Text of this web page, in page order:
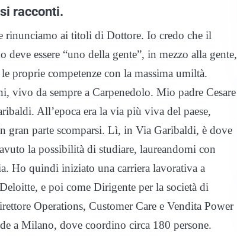
racconti.
rinunciamo ai titoli di Dottore. Io credo che il
essere “uno della gente”, in mezzo alla gente,
proprie competenze con la massima umiltà.
vivo da sempre a Carpenedolo. Mio padre Cesare
All’epoca era la via più viva del paese,
parte scomparsi. Lì, in Via Garibaldi, è dove
la possibilità di studiare, laureandomi con
Ho quindi iniziato una carriera lavorativa a
e poi come Dirigente per la società di
Operations, Customer Care e Vendita Power
a Milano, dove coordino circa 180 persone.